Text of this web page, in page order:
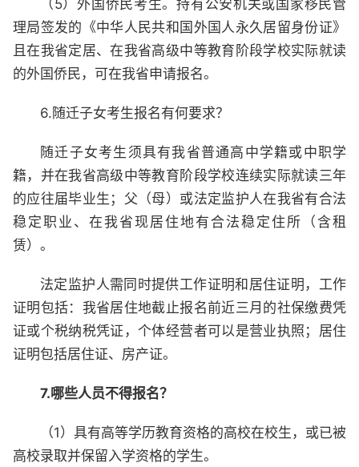
（5）外国侨民考生。持有公安机关或国家移民管
理局签发的《中华人民共和国外国人永久居留身份证》
且在我省定居、在我省高级中等教育阶段学校实际就读
的外国侨民，可在我省申请报名。
6.随迁子女考生报名有何要求？
随迁子女考生须具有我省普通高中学籍或中职学
籍，并在我省高级中等教育阶段学校连续实际就读三年
的应往届毕业生；父（母）或法定监护人在我省有合法
稳定职业、在我省现居住地有合法稳定住所（含租
赁）。
法定监护人需同时提供工作证明和居住证明，工作
证明包括：我省居住地截止报名前近三月的社保缴费凭
证或个税纳税凭证，个体经营者可以是营业执照；居住
证明包括居住证、房产证。
7.哪些人员不得报名？
（1）具有高等学历教育资格的高校在校生，或已被
高校录取并保留入学资格的学生。